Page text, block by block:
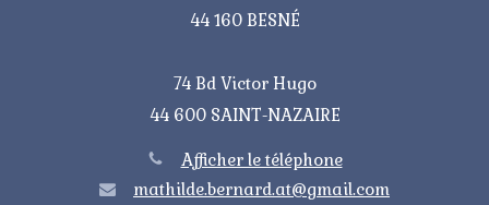
44 160 BESNÉ
74 Bd Victor Hugo
44 600 SAINT-NAZAIRE
Afficher le téléphone
mathilde.bernard.at@gmail.com